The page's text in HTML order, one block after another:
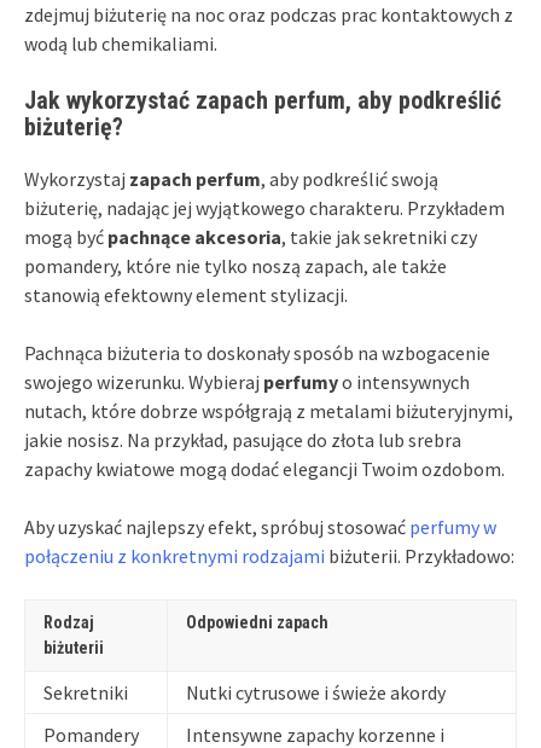
zdejmuj biżuterię na noc oraz podczas prac kontaktowych z
wodą lub chemikaliami.
Jak wykorzystać zapach perfum, aby podkreślić
biżuterię?
Wykorzystaj zapach perfum, aby podkreślić swoją
biżuterię, nadając jej wyjątkowego charakteru. Przykładem
mogą być pachnące akcesoria, takie jak sekretniki czy
pomandery, które nie tylko noszą zapach, ale także
stanowią efektowny element stylizacji.
Pachnąca biżuteria to doskonały sposób na wzbogacenie
swojego wizerunku. Wybieraj perfumyo intensywnych
nutach, które dobrze współgrają z metalami biżuteryjnymi,
jakie nosisz. Na przykład, pasujące do złota lub srebra
zapachy kwiatowe mogą dodać elegancji Twoim ozdobom.
Aby uzyskać najlepszy efekt, spróbuj stosować perfumy w
połączeniu z konkretnymi rodzajami biżuterii. Przykładowo:
Rodzaj
biżuterii
Odpowiedni zapach
Sekretniki
Nutki cytrusowe i świeże akordy
Pomandery
Intensywne zapachy korzenne i